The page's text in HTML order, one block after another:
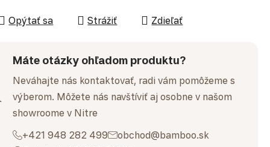
Opýtať sa Strážiť Zdieľať
Máte otázky ohľadom produktu?
Neváhajte nás kontaktovať, radi vám pomôžeme s
výberom. Môžete nás navštíviť aj osobne v našom
showroome v Nitre
+421 948 282 499
obchod@bamboo.sk